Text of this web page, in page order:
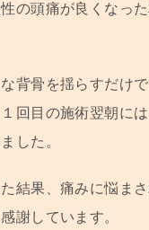
の頭痛が良くなっ
背骨を揺らすだけ
回目の施術翌朝に
した。
結果、痛みに悩ま
謝しています。